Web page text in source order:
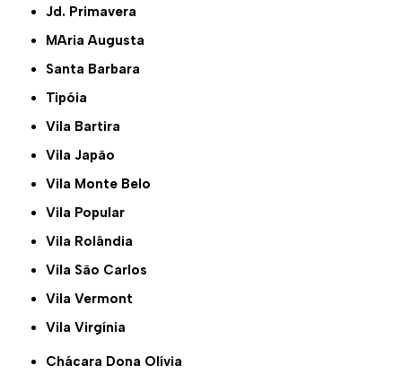
Jd. Primavera
MAria Augusta
Santa Barbara
Tipóia
Vila Bartira
Vila Japão
Vila Monte Belo
Vila Popular
Vila Rolândia
Vila São Carlos
Vila Vermont
Vila Virgínia
Chácara Dona Olívia